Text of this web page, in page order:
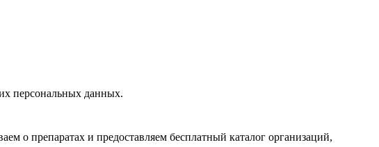
персональных данных.
о препаратах и предоставляем бесплатный каталог организаций,